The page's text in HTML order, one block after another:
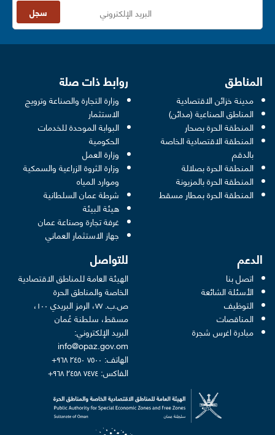
سجل
المناطق
مدينة خزائن الاقتصادية
المناطق الصناعية (مدائن)
المنطقة الحرة بصحار
المنطقة الاقتصادية الخاصة
بالدقم
المنطقة الحرة بصلالة
المنطقة الحرة بالمزيونة
المنطقة الحرة بمطار مسقط
روابط ذات صلة
وزارة التجارة والصناعة وترويج
الاستثمار in a new window
البوابة الموحدة للخدمات
الحكوميةin a new window
وزارة العملin a new window
وزارة الثروة الزراعية والسمكية
وموارد المياهin a new window
شرطة عمان السلطانيةwindow
هيئة البيئةin a new window
غرفة تجارة وصناعة عمانwindow
جهاز الاستثمار العمانيwindow
الدعم
اتصل بنا
الأسئلة الشائعة
التوظيف
المناقصات
مبادرة اغرس شجرة
للتواصل
الهيئة العامة للمناطق الاقتصادية
الخاصة والمناطق الحرة
ص.ب. ٧٧، الرمز البريدي ١٠٠،
مسقط، سلطنة عُمان
البريد الإلكتروني:
info@opaz.gov.om
الهاتف: ٧٥٠٠ ٢٤٥٠ ٩٦٨+
الفاكس: ٧٤٧٤ ٢٤٥٨ ٩٦٨+